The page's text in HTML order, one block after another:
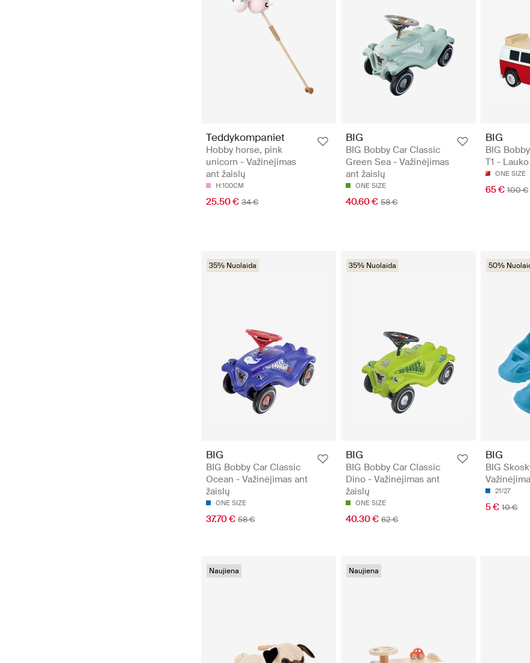
Teddykompaniet
Hobby horse, pink
unicorn - Važinėjimas
ant žaislų
H:100CM
25.50 € 34 €
BIG
BIG Bobby Car Classic
Green Sea - Važinėjimas
ant žaislų
ONE SIZE
40.60 € 58 €
BIG
BIG
T1 -
ONE SIZE
65 € 100 €
35% Nuolaida
BIG
BIG Bobby Car Classic
Ocean - Važinėjimas ant
žaislų
ONE SIZE
37.70 € 58 €
35% Nuolaida
BIG
BIG Bobby Car Classic
Dino - Važinėjimas ant
žaislų
ONE SIZE
40.30 € 62 €
50%
BIG
BIG
21/27
5 € 10 €
Naujiena Naujiena